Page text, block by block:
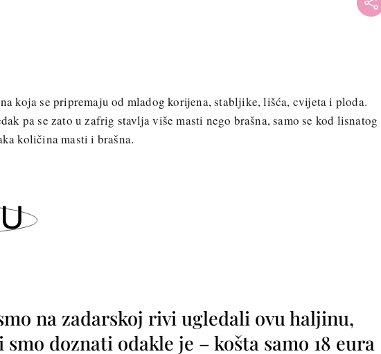
koja se pripremaju od mladog korijena, stabljike, lišća, cvijeta i ploda.
pa se zato u zafrig stavlja više masti nego brašna, samo se kod lisnatog
količina masti i brašna.
na zadarskoj rivi ugledali ovu haljinu,
doznati odakle je – košta samo 18 eura